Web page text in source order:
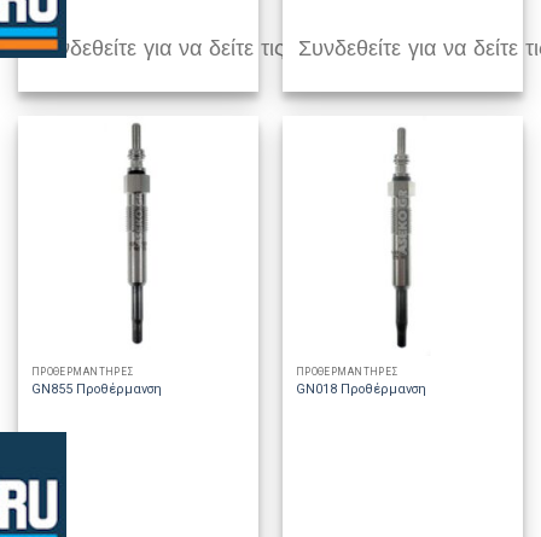
Συνδεθείτε για να δείτε τις τιμέςΣυνδεθείτε για να δείτε
ΠΡΟΘΕΡΜΑΝΤΗΡΕΣ
GN855 Προθέρμανση
ΠΡΟΘΕΡΜΑΝΤΗΡΕΣ
GN018 Προθέρμανση